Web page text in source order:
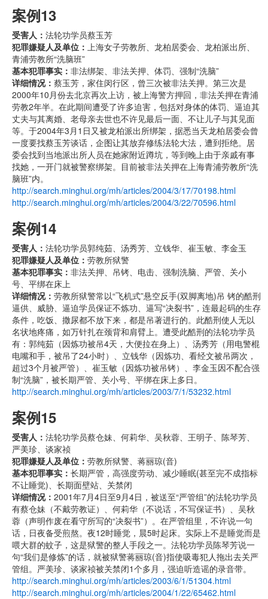
案例13
受害人： 法轮功学员蔡玉芳
犯罪嫌疑人及单位： 上海女子劳教所、龙柏居委会、龙柏派出所、
青浦劳教所“洗脑班”
基本犯罪事实： 非法绑架、非法关押、体罚、强制“洗脑”
详细情况： 蔡玉芳，家住闵行区，曾三次被非法关押。第三次是
2000年10月份去北京再次上访，被上海警方押回，非法关押在青浦
劳教2年半。在此期间遭受了许多迫害，包括对身体的体罚、逼迫其
丈夫与其离婚、老母亲去世也不许见最后一面、不让儿子与其见面
等。于2004年3月1日又被龙柏派出所绑架，据悉当天龙柏居委会曾
一度要找蔡玉芳谈话，企图让其放弃修练法轮大法，遭到拒绝。居
委会找到当地派出所人员在她家附近蹲坑，等到晚上由于亲戚有事
找她，一开门就被警察绑架。目前被非法关押在上海青浦劳教所“洗
脑班”内。
http://search.minghui.org/mh/articles/2004/3/17/70198.html
http://search.minghui.org/mh/articles/2004/3/22/70596.html
案例14
受害人： 法轮功学员郭纯茹、汤秀芳、立钱华、崔玉敏、李金玉
犯罪嫌疑人及单位： 劳教所狱警
基本犯罪事实： 非法关押、吊铐、电击、强制洗脑、严管、关小
号、平绑在床上
详细情况： 劳教所狱警常以“飞机式”悬空反手(双脚离地)吊 铐的酷刑
逼供、威胁、逼迫学员保证不炼功、逼写“决裂书”，连最起码的生存
条件，吃饭、撒尿都不放下来，都是吊著进行的。此酷刑使人无以
名状地疼痛，如万针扎在颈背和肩臂上。遭受此酷刑的法轮功学员
有：郭纯茹（因炼功被吊4天，大便拉在身上）、汤秀芳（用电警棍
电嘴和手，被吊了24小时）、立钱华（因炼功、看经文被吊两次，
超过3个月被严管）、崔玉敏（因炼功被吊铐）、李金玉因不配合强
制“洗脑”，被长期严管、关小号、平绑在床上多日。
http://search.minghui.org/mh/articles/2003/7/1/53232.html
案例15
受害人： 法轮功学员蔡仓妹、何莉华、吴秋蓉、王明子、陈琴芳、
严美珍、谈家祯
犯罪嫌疑人及单位： 劳教所狱警、蒋丽琼(音)
基本犯罪事实： 长期严管，高强度劳动、减少睡眠(甚至完不成指标
不让睡觉)、长期面壁站、关禁闭
详细情况： 2001年7月4日至9月4日，被送至“严管组”的法轮功学员
有蔡仓妹（不戴劳教证）、何莉华（不说话，不写保证书）、吴秋
蓉（声明作废在看守所写的“决裂书”）。在严管组里，不许说一句
话，日夜备受煎熬。夜12时睡觉，晨5时起床。实际上不是睡觉而是
喂大群的蚊子，这是狱警的整人手段之一。法轮功学员陈琴芳说一
句“我们是修炼”的话，就被狱警蒋丽琼(音)指使吸毒犯人拖出去关严
管组。严美珍、谈家祯被关禁闭1个多月，强迫听造谣的录音带。
http://search.minghui.org/mh/articles/2003/6/1/51304.html
http://search.minghui.org/mh/articles/2004/1/22/65462.html